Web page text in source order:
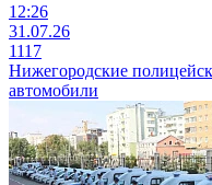
12:26
31.07.26
1117
Нижегородские
автомобили